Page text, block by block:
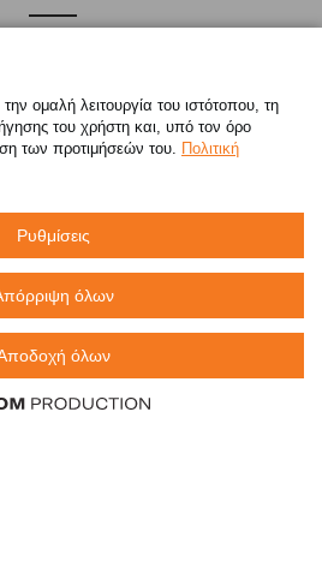
από σταθερό, χωρίς χρέωση)
9999 (αστική χρέωση)
ομαλή λειτουργία του ιστότοπου, τη
του χρήστη και, υπό τον όρο
των προτιμήσεών του. Πολιτική
Ρυθμίσεις
όλων
όλων